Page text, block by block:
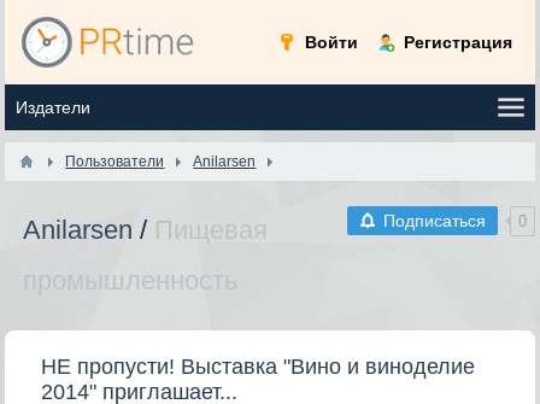
Войти Регистрация
Пользователи Anilarsen
Подписаться 0
Anilarsen / Пищевая
промышленность
НЕ пропусти! Выставка "Вино и виноделие
2014" приглашает...